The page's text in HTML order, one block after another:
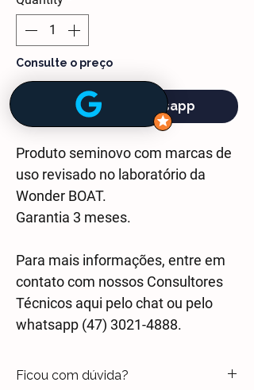
Consulte o preço
Chama no Whatsapp
Produto seminovo com marcas de
uso revisado no laboratório da
Wonder BOAT.
Garantia 3 meses.
Para mais informações, entre em
contato com nossos Consultores
Técnicos aqui pelo chat ou pelo
whatsapp (47) 3021-4888.
Ficou com dúvida?